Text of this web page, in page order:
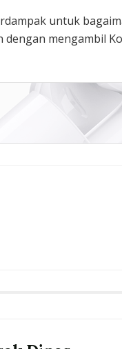
untuk
mengambil